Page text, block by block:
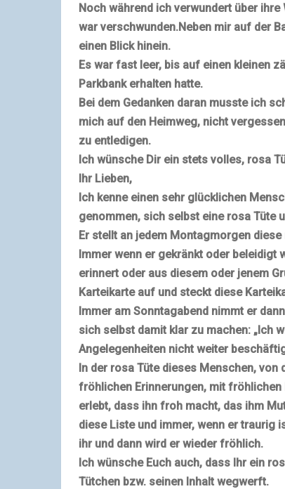
Noch während ich verwundert über
war verschwunden.Neben mir auf der
einen Blick hinein.
Es war fast leer, bis auf einen kleinen
Parkbank erhalten hatte.
Bei dem Gedanken daran musste ich
mich auf den Heimweg, nicht
zu entledigen.
Ich wünsche Dir ein stets volles, rosa
Ihr Lieben,
Ich kenne einen sehr glücklichen
genommen, sich selbst eine rosa Tüte
Er stellt an jedem Montagmorgen
Immer wenn er gekränkt oder beleidigt
erinnert oder aus diesem oder jenem
Karteikarte auf und steckt diese
Immer am Sonntagabend nimmt er
sich selbst damit klar zu machen: „Ich
Angelegenheiten nicht weiter
In der rosa Tüte dieses Menschen,
fröhlichen Erinnerungen, mit
erlebt, dass ihn froh macht, das ihm
diese Liste und immer, wenn er traurig
ihr und dann wird er wieder fröhlich.
Ich wünsche Euch auch, dass Ihr ein
Tütchen bzw. seinen Inhalt wegwerft.